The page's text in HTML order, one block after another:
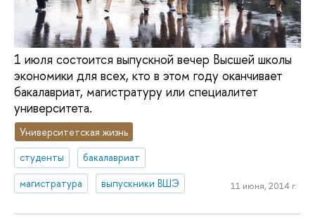
1 июля состоится выпускной вечер Высшей школы
экономики для всех, кто в этом году оканчивает
бакалавриат, магистратуру или специалитет
университета.
Университетская жизнь
студенты
бакалавриат
магистратура
выпускники ВШЭ 11 июня, 2014 г.